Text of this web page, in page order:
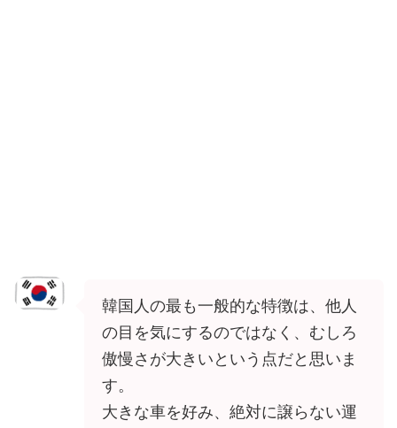
韓国人の最も一般的な特徴は、他人
の目を気にするのではなく、むしろ
傲慢さが大きいという点だと思いま
す。
大きな車を好み、絶対に譲らない運